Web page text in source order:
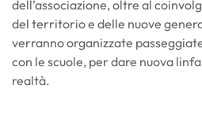
dell’associazione, oltre al
del territorio e delle nuove
verranno organizzate
con le scuole, per dare nuova
realtà.